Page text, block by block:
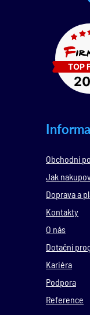
Obchodní
Jak
Doprava a
Kontakty
O nás
Dotační
Kariéra
Podpora
Reference